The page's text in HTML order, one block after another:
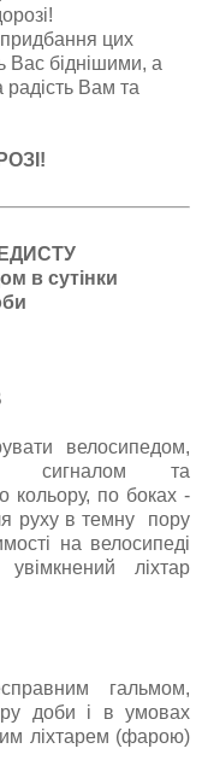
придбання цих
Вас біднішими, а
Вам та
в сутінки
велосипедом,
сигналом та
кольору, по боках -
руху в темну пору
на велосипеді
ліхтар
гальмом,
доби і в умовах
ліхтарем (фарою)